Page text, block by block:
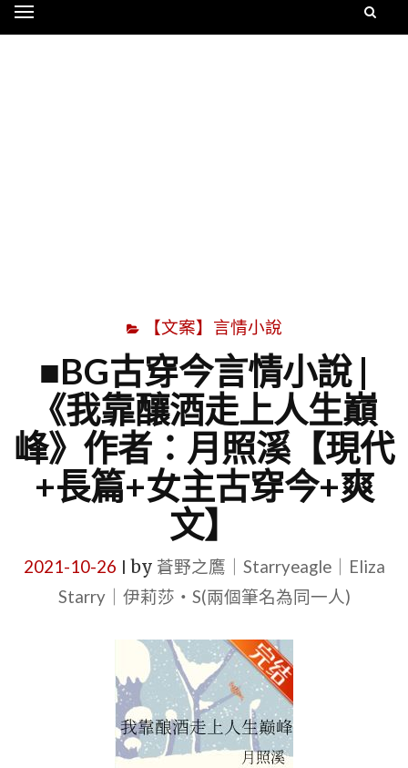
【文案】言情小說
■BG古穿今言情小說 |
《我靠釀酒走上人生巔
峰》作者：月照溪【現代
+長篇+女主古穿今+爽
文】
2021-10-26 by 蒼野之鷹｜Starryeagle｜Eliza
Starry｜伊莉莎・S(兩個筆名為同一人)